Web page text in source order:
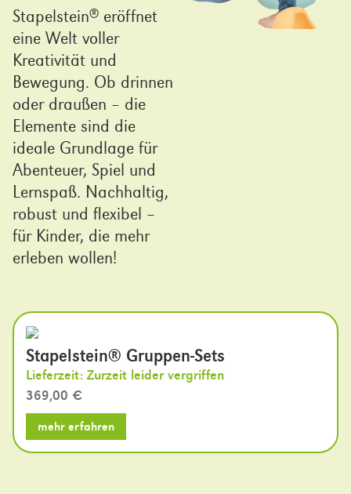
Stapelstein® eröffnet
eine Welt voller
Kreativität und
Bewegung. Ob drinnen
oder draußen – die
Elemente sind die
ideale Grundlage für
Abenteuer, Spiel und
Lernspaß. Nachhaltig,
robust und flexibel –
für Kinder, die mehr
erleben wollen!
Stapelstein® Gruppen-Sets
Lieferzeit: Zurzeit leider vergriffen
369,00 €
mehr erfahren